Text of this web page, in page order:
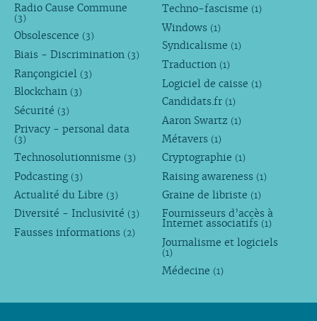
Radio Cause Commune
(3)
Obsolescence (3)
Biais - Discrimination (3)
Rançongiciel (3)
Blockchain (3)
Sécurité (3)
Privacy - personal data
(3)
Technosolutionnisme (3)
Podcasting (3)
Actualité du Libre (3)
Diversité - Inclusivité (3)
Fausses informations (2)
Techno-fascisme (1)
Windows (1)
Syndicalisme (1)
Traduction (1)
Logiciel de caisse (1)
Candidats.fr (1)
Aaron Swartz (1)
Métavers (1)
Cryptographie (1)
Raising awareness (1)
Graine de libriste (1)
Fournisseurs d’accès à
Internet associatifs (1)
Journalisme et logiciels
(1)
Médecine (1)